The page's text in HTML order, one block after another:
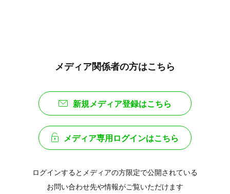
メディア関係者の方はこちら
新規メディア登録はこちら
メディア専用ログインはこちら
ログインするとメディアの方限定で公開されている
お問い合わせ先や情報がご覧いただけます